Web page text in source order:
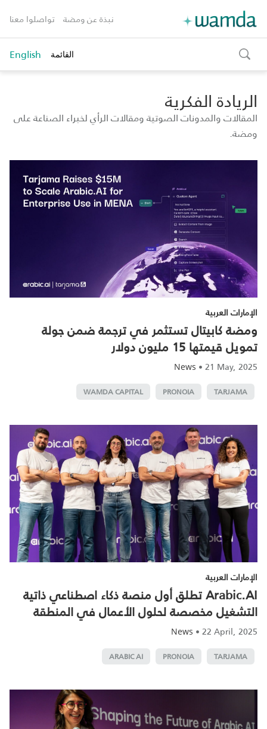
نبذة عن ومضة تواصلوا معنا
toggle
search
القائمة English
الريادة الفكرية
المقالات والمدونات الصوتية ومقالات الرأي لخبراء الصناعة على
ومضة.
الإمارات العربية
ومضة كابيتال تستثمر في ترجمة ضمن جولة
تمويل قيمتها 15 مليون دولار
News •21 May, 2025
TARJAMA
PRONOIA
WAMDA CAPITAL
الإمارات العربية
Arabic.AI تطلق أول منصة ذكاء اصطناعي ذاتية
التشغيل مخصصة لحلول الأعمال في المنطقة
News •22 April, 2025
TARJAMA
PRONOIA
ARABIC AI